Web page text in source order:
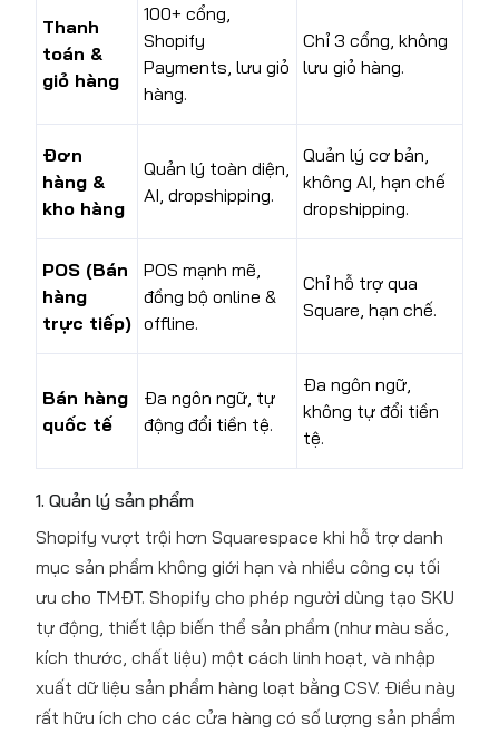
Thanh
toán &
giỏ hàng
100+ cổng,
Shopify
Payments, lưu giỏ
hàng.
Chỉ 3 cổng, không
lưu giỏ hàng.
Đơn
hàng &
kho hàng
Quản lý toàn diện,
AI, dropshipping.
Quản lý cơ bản,
không AI, hạn chế
dropshipping.
POS (Bán
hàng
trực tiếp)
POS mạnh mẽ,
đồng bộ online &
offline.
Chỉ hỗ trợ qua
Square, hạn chế.
Bán hàng
quốc tế
Đa ngôn ngữ, tự
động đổi tiền tệ.
Đa ngôn ngữ,
không tự đổi tiền
tệ.
1. Quản lý sản phẩm
Shopify vượt trội hơn Squarespace khi hỗ trợ danh
mục sản phẩm không giới hạn và nhiều công cụ tối
ưu cho TMĐT. Shopify cho phép người dùng tạo SKU
tự động, thiết lập biến thể sản phẩm (như màu sắc,
kích thước, chất liệu) một cách linh hoạt, và nhập
xuất dữ liệu sản phẩm hàng loạt bằng CSV. Điều này
rất hữu ích cho các cửa hàng có số lượng sản phẩm